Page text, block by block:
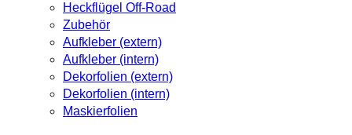
Heckflügel Off-Road
Zubehör
Aufkleber (extern)
Aufkleber (intern)
Dekorfolien (extern)
Dekorfolien (intern)
Maskierfolien